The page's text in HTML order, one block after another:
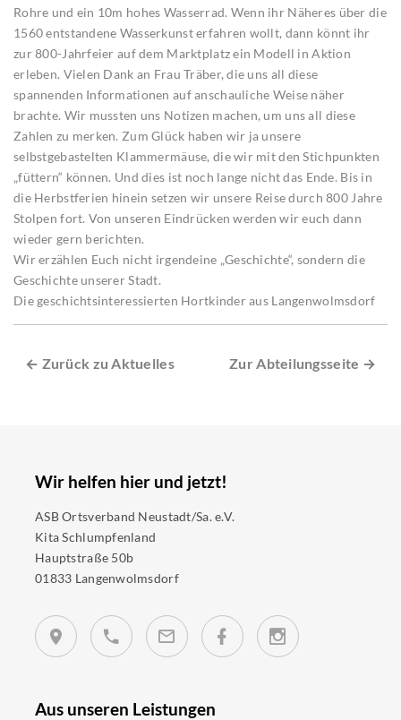
Rohre und ein 10m hohes Wasserrad. Wenn ihr Näheres über die
1560 entstandene Wasserkunst erfahren wollt, dann könnt ihr
zur 800-Jahrfeier auf dem Marktplatz ein Modell in Aktion
erleben. Vielen Dank an Frau Träber, die uns all diese
spannenden Informationen auf anschauliche Weise näher
brachte. Wir mussten uns Notizen machen, um uns all diese
Zahlen zu merken. Zum Glück haben wir ja unsere
selbstgebastelten Klammermäuse, die wir mit den Stichpunkten
„füttern“ können. Und dies ist noch lange nicht das Ende. Bis in
die Herbstferien hinein setzen wir unsere Reise durch 800 Jahre
Stolpen fort. Von unseren Eindrücken werden wir euch dann
wieder gern berichten.
Wir erzählen Euch nicht irgendeine „Geschichte“, sondern die
Geschichte unserer Stadt.
Die geschichtsinteressierten Hortkinder aus Langenwolmsdorf
← Zurück zu Aktuelles Zur Abteilungsseite →
Wir helfen hier und jetzt!
ASB Ortsverband Neustadt/Sa. e.V.
Kita Schlumpfenland
Hauptstraße 50b
01833 Langenwolmsdorf
Aus unseren Leistungen